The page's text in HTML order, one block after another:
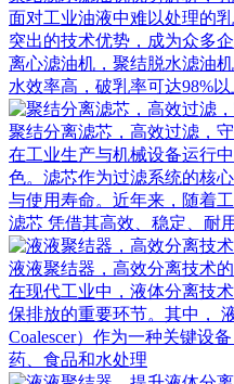
面对工业油液中难以处理的
突出的技术优势，成为众多
离心滤油机，聚结脱水滤油
水效率高，破乳率可达98%
聚结分离滤芯，高效过滤，
在工业生产与机械设备运行
色。滤芯作为过滤系统的核
与使用寿命。近年来，随着
滤芯 凭借其高效、稳定、耐
液液聚结器，高效分离技术
在现代工业中，液体分离技
保排放的重要环节。其中，
Coalescer）作为一种关键设
药、食品和水处理